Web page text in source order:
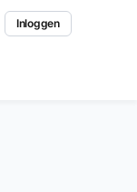
Inloggen